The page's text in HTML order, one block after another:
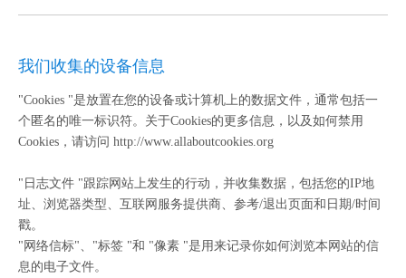
我们收集的设备信息
"Cookies "是放置在您的设备或计算机上的数据文件，通常包括一
个匿名的唯一标识符。关于Cookies的更多信息，以及如何禁用
Cookies，请访问 http://www.allaboutcookies.org
"日志文件 "跟踪网站上发生的行动，并收集数据，包括您的IP地
址、浏览器类型、互联网服务提供商、参考/退出页面和日期/时间
戳。
"网络信标"、"标签 "和 "像素 "是用来记录你如何浏览本网站的信
息的电子文件。